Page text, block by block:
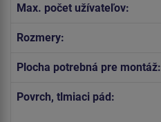
Max. počet užívateľov:
Rozmery:
Plocha potrebná pre montáž:
Povrch, tlmiaci pád: